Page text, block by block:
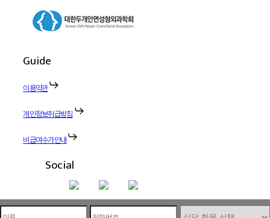
Guide
이용약관
개인정보취급방침
비급여수가안내
Social